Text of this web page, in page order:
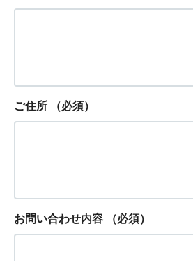
ご住所 （必須）
お問い合わせ内容 （必須）